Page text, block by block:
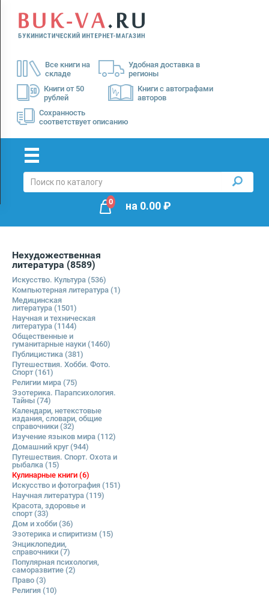
Все книги на
складе
Удобная доставка в
регионы
Книги от 50
рублей
Книги с автографами
авторов
Сохранность
соответствует описанию
Menu
Доставка
Оплата
0 на 0.00₽
Нехудожественная
литература (8589)
Искусство. Культура (536)
Компьютерная литература (1)
Медицинская
литература (1501)
Научная и техническая
литература (1144)
Общественные и
гуманитарные науки (1460)
Публицистика (381)
Путешествия. Хобби. Фото.
Спорт(161)
Религии мира (75)
Эзотерика. Парапсихология.
Тайны (74)
Календари, нетекстовые
издания, словари, общие
справочники (32)
Изучение языков мира (112)
Домашний круг(944)
Путешествия. Спорт. Охота и
рыбалка (15)
Кулинарные книги (6)
Искусство и фотография (151)
Научная литература (119)
Красота, здоровье и
спорт(33)
Дом и хобби (36)
Эзотерика и спиритизм (15)
Энциклопедии,
справочники (7)
Популярная психология,
саморазвитие (2)
Право (3)
Религия (10)